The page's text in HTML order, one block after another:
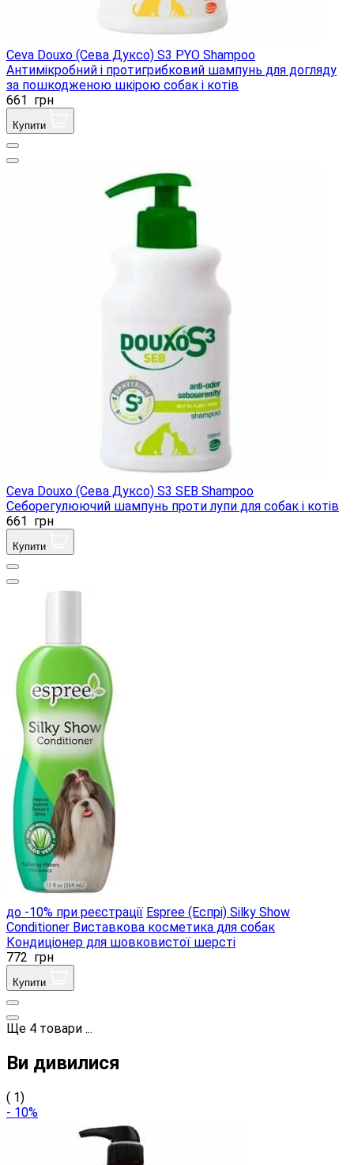
Ceva Douxo (Сева Дуксо) S3 PYO Shampoo
Антимікробний і протигрибковий шампунь для догляду
за пошкодженою шкірою собак і котів
661 грн
Купити
Ceva Douxo (Сева Дуксо) S3 SEB Shampoo
Себорегулюючий шампунь проти лупи для собак і котів
661 грн
Купити
до -10% при реєстрації Espree (Еспрі) Silky Show
Conditioner Виставкова косметика для собак
Кондиціонер для шовковистої шерсті
772 грн
Купити
Ще 4 товари ...
Ви дивилися
( 1)
- 10%